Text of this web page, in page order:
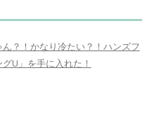
？！かなり冷たい？！ハンズフ
U」を手に入れた！